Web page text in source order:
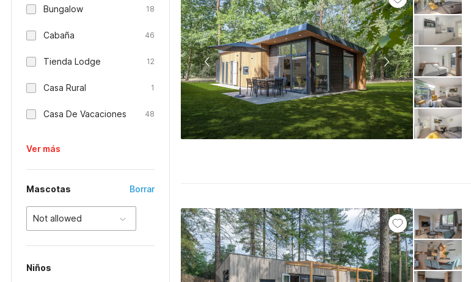
Bungalow 18
Cabaña 46
Tienda Lodge 12
Casa Rural 1
Casa De Vacaciones 48
Ver más
Mascotas Borrar
Not allowed
Niños